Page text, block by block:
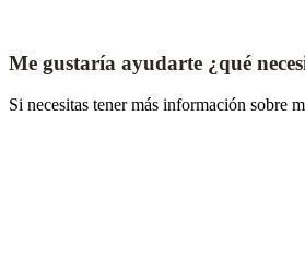
Me gustaría ayudarte ¿qué
Si necesitas tener más información sobre